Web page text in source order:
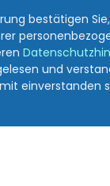
bestätigen
und
einverstanden